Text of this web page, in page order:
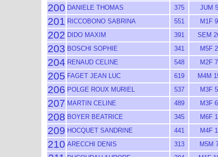
200 DANIELE THOMAS 375 JUM 5
201 RICCOBONO SABRINA 551 M1F 9
202 DIDO MAXIM 391 SEM
203 BOSCHI SOPHIE 341 M5F 2
204 RENAUD CELINE 548 M2F 7
205 FAGET JEAN LUC 619 M4M
206 POLGE ROUX MURIEL 537 M3F 5
207 MARTIN CELINE 489 M3F 6
208 BOYER BEATRICE 345 M6F 1
209 HOCQUET SANDRINE 441 M4F 1
210 ARECCHI DENIS 313 M5M